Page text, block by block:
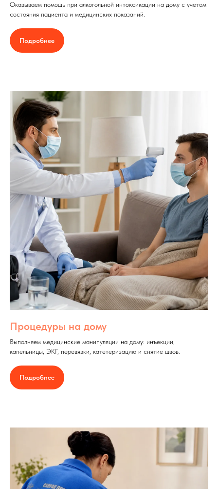
Оказываем помощь при алкогольной интоксикации на дому с учетом
состояния пациента и медицинских показаний.
Подробнее
Процедуры на дому
Выполняем медицинские манипуляции на дому: инъекции,
капельницы, ЭКГ, перевязки, катетеризацию и снятие швов.
Подробнее